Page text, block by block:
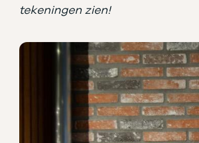
tekeningen zien!